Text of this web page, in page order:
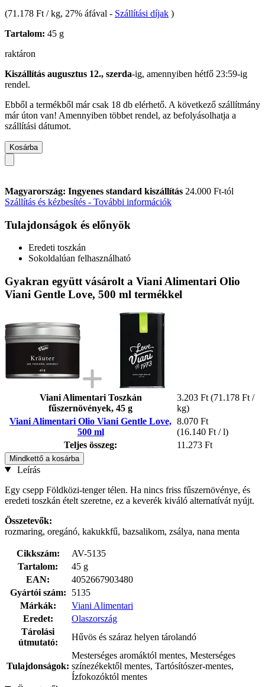
(71.178 Ft / kg, 27% áfával - Szállítási díjak )
Tartalom: 45 g
raktáron
Kiszállítás augusztus 12., szerda-ig, amennyiben hétfő 23:59-ig
rendel.
Ebből a termékből már csak 18 db elérhető. A következő szállítmány
már úton van! Amennyiben többet rendel, az befolyásolhatja a
szállítási dátumot.
Kosárba
Magyarország: Ingyenes standard kiszállítás 24.000 Ft-tól
Szállítás és kézbesítés - További információk
Tulajdonságok és előnyök
Eredeti toszkán
Sokoldalúan felhasználható
Gyakran együtt vásárolt a Viani Alimentari Olio
Viani Gentle Love, 500 ml termékkel
Viani Alimentari Toszkán
fűszernövények, 45 g
3.203 Ft (71.178 Ft /
kg)
Viani Alimentari Olio Viani Gentle Love,
500 ml
8.070 Ft
(16.140 Ft / l)
Teljes összeg:
11.273 Ft
Mindkettő a kosárba
Leírás
Egy csepp Földközi-tenger télen. Ha nincs friss fűszernövénye, és
eredeti toszkán ételt szeretne, ez a keverék kiváló alternatívát nyújt.
Összetevők:
rozmaring, oregánó, kakukkfű, bazsalikom, zsálya, nana menta
Cikkszám:
AV-5135
Tartalom:
45 g
EAN:
4052667903480
Gyártói szám:
5135
Márkák:
Viani Alimentari
Eredet:
Olaszország
Tárolási
útmutató:
Hűvös és száraz helyen tárolandó
Tulajdonságok:
Mesterséges aromáktól mentes, Mesterséges
színezékektől mentes, Tartósítószer-mentes,
Ízfokozóktól mentes